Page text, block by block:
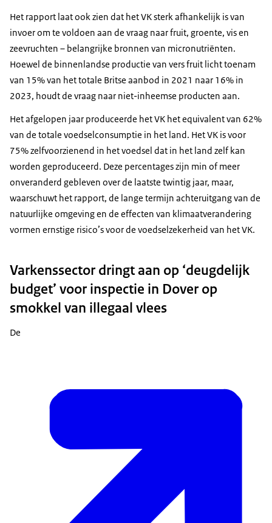
Het rapport laat ook zien dat het VK sterk afhankelijk is van
invoer om te voldoen aan de vraag naar fruit, groente, vis en
zeevruchten – belangrijke bronnen van micronutriënten.
Hoewel de binnenlandse productie van vers fruit licht toenam
van 15% van het totale Britse aanbod in 2021 naar 16% in
2023, houdt de vraag naar niet-inheemse producten aan.
Het afgelopen jaar produceerde het VK het equivalent van 62%
van de totale voedselconsumptie in het land. Het VK is voor
75% zelfvoorzienend in het voedsel dat in het land zelf kan
worden geproduceerd. Deze percentages zijn min of meer
onveranderd gebleven over de laatste twintig jaar, maar,
waarschuwt het rapport, de lange termijn achteruitgang van de
natuurlijke omgeving en de effecten van klimaatverandering
vormen ernstige risico’s voor de voedselzekerheid van het VK.
Varkenssector dringt aan op ‘deugdelijk
budget’ voor inspectie in Dover op
smokkel van illegaal vlees
De